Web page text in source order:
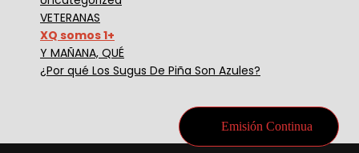
VETERANAS
XQ somos 1+
Y MAÑANA, QUÉ
¿Por qué Los Sugus De Piña Son Azules?
Emisión Continua